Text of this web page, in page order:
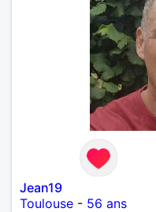
Jean19
Toulouse - 56 ans